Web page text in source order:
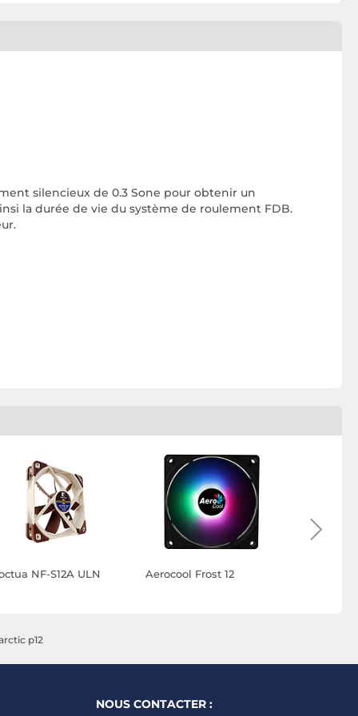
silencieux de 0.3 Sone pour obtenir un
la durée de vie du système de roulement FDB.
NF-S12A ULN Aerocool Frost 12
p12
NOUS CONTACTER :